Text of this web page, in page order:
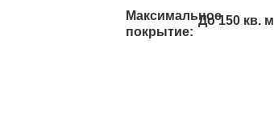
Максимальное
покрытие:
До 150 кв. м